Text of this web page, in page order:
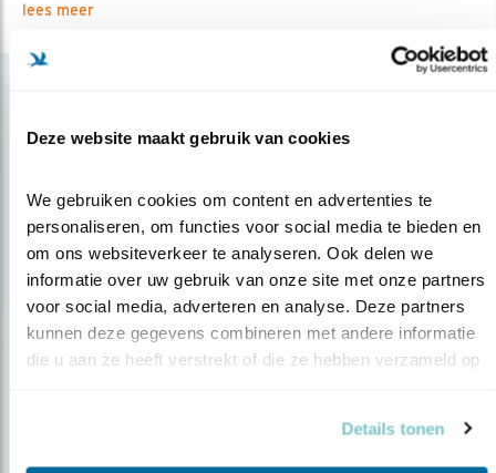
Deze website maakt gebruik van cookies
We gebruiken cookies om content en advertenties te
personaliseren, om functies voor social media te bieden en
om ons websiteverkeer te analyseren. Ook delen we
informatie over uw gebruik van onze site met onze partners
voor social media, adverteren en analyse. Deze partners
kunnen deze gegevens combineren met andere informatie
die u aan ze heeft verstrekt of die ze hebben verzameld op
Details tonen
lees meer
Op de hoogte blijven?
Meld je aan en ontvang nieuws, inspiratie, acties en tips
over vogels en activiteiten van Vogelbescherming.